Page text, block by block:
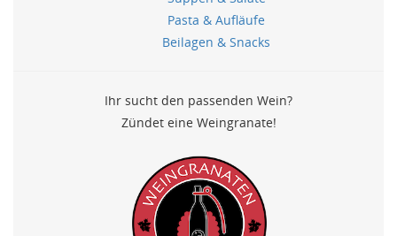
Pasta & Aufläufe
Beilagen & Snacks
Ihr sucht den passenden Wein?
Zündet eine Weingranate!